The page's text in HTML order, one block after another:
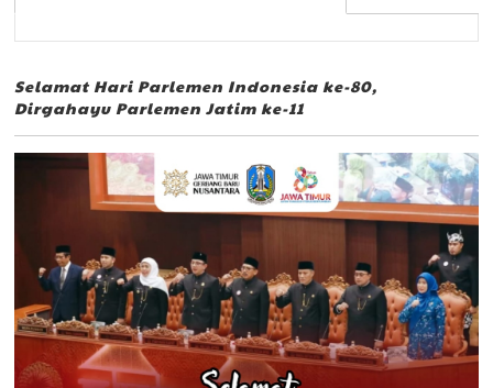
Selamat Hari Parlemen Indonesia ke-80,
Dirgahayu Parlemen Jatim ke-11